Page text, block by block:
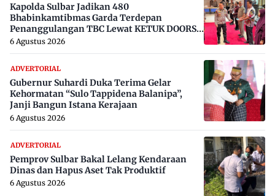
Kapolda Sulbar Jadikan 480
Bhabinkamtibmas Garda Terdepan
Penanggulangan TBC Lewat KETUK DOORS
di 650 Desa
6 Agustus 2026
ADVERTORIAL
Gubernur Suhardi Duka Terima Gelar
Kehormatan “Sulo Tappidena Balanipa”,
Janji Bangun Istana Kerajaan
6 Agustus 2026
ADVERTORIAL
Pemprov Sulbar Bakal Lelang Kendaraan
Dinas dan Hapus Aset Tak Produktif
6 Agustus 2026